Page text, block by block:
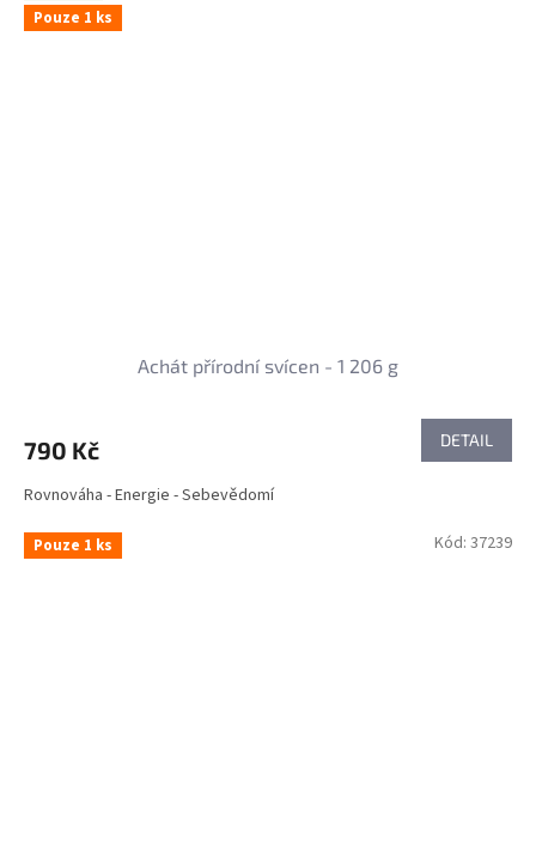
Pouze 1 ks
Achát přírodní svícen - 1 206 g
790 Kč DETAIL
Rovnováha - Energie - Sebevědomí
Pouze 1 ks Kód: 37239